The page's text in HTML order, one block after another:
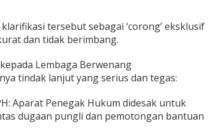
tersebut sebagai ‘corong’ eksklusif
dan tidak berimbang.
Lembaga Berwenang
tindak lanjut yang serius dan tegas:
Aparat Penegak Hukum didesak untuk
dugaan pungli dan pemotongan bantuan